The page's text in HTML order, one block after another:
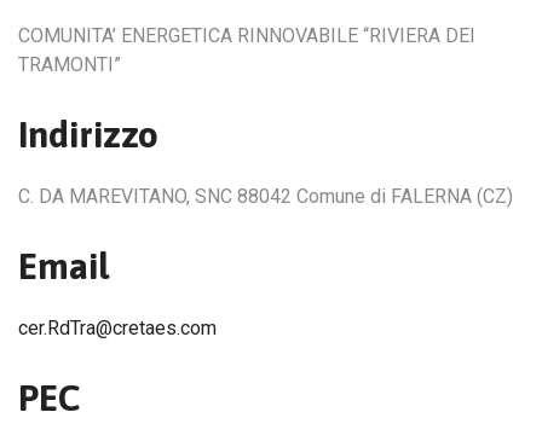
COMUNITA’ ENERGETICA RINNOVABILE “RIVIERA DEI
TRAMONTI”
Indirizzo
C. DA MAREVITANO, SNC 88042 Comune di FALERNA (CZ)
Email
cer.RdTra@cretaes.com
PEC